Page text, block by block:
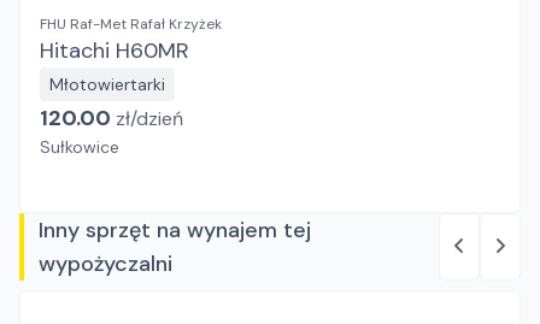
FHU Raf-Met Rafał Krzyżek
Hitachi H60MR
Młotowiertarki
120.00 zł/dzień
Sułkowice
Inny sprzęt na wynajem tej
wypożyczalni